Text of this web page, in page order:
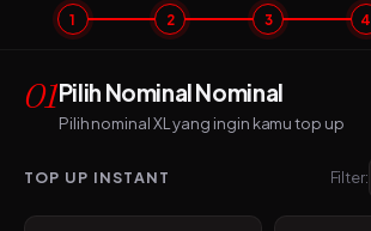
1 2 3 4
01Pilih Nominal Nominal
Pilih nominal XL yang ingin kamu top up
TOP UP INSTANT Filter: